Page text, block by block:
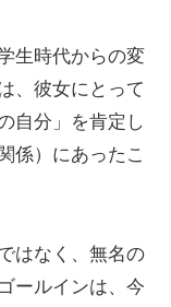
生時代からの変
、彼女にとって
自分」を肯定し
係）にあったこ
はなく、無名の
ールインは、今